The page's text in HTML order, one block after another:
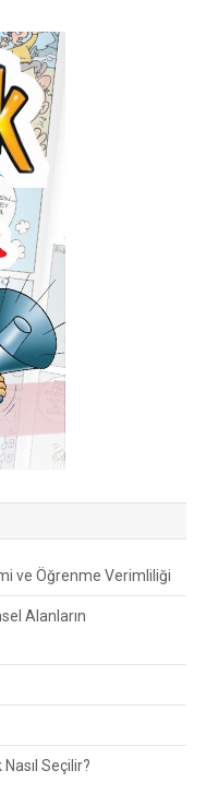
ve Öğrenme Verimliliği
Alanların
Seçilir?